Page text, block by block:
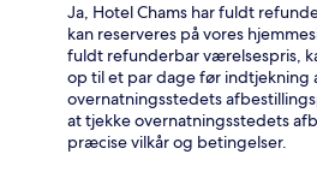
Ja, Hotel Chams har fuldt
kan reserveres på vores
fuldt refunderbar værelsespris,
op til et par dage før
overnatningsstedets
at tjekke overnatningsstedets
præcise vilkår og betingelser.